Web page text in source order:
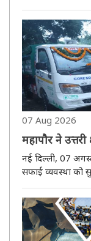
मुख्यमंत्री को
07 Aug 2026
महापौर ने
दिखाकर सफाई
नई दिल्ली, 07
सफाई व्यवस्था को
किया। महापौर